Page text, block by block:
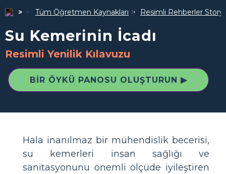
Tüm Öğretmen Kaynakları Resimli Rehberler
Su Kemerinin İcadı
Resimli Yenilik Kılavuzu
BIR ÖYKÜ PANOSU OLUŞTURUN ▶
Hala inanılmaz bir mühendislik becerisi,
su kemerleri insan sağlığı ve
sanitasyonunu önemli ölçüde iyileştiren